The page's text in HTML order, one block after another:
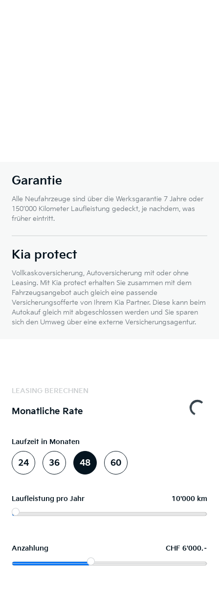
Garantie
Alle Neufahrzeuge sind über die Werksgarantie 7 Jahre oder
150’000 Kilometer Laufleistung gedeckt, je nachdem, was
früher eintritt.
Kia protect
Vollkaskoversicherung, Autoversicherung mit oder ohne
Leasing. Mit Kia protect erhalten Sie zusammen mit dem
Fahrzeugsangebot auch gleich eine passende
Versicherungsofferte von Ihrem Kia Partner. Diese kann beim
Autokauf gleich mit abgeschlossen werden und Sie sparen
sich den Umweg über eine externe Versicherungsagentur.
LEASING BERECHNEN
Monatliche Rate
Laufzeit in Monaten
24 36 48 60
Laufleistung pro Jahr 10'000 km
Anzahlung CHF 6'000.–